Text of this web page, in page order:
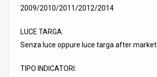
2009/2010/2011/2012/2014
LUCE TARGA:
Senza luce oppure luce targa after market
TIPO INDICATORI: